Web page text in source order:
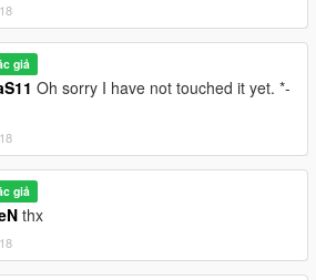
giả
Oh sorry I have not touched it yet. *-
giả
thx